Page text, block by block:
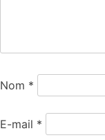
Nom *
E-mail *